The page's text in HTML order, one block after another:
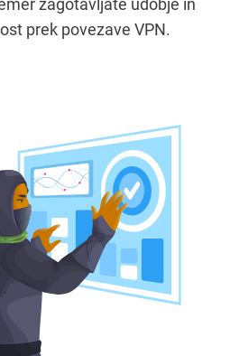
zagotavljate udobje in
prek povezave VPN.